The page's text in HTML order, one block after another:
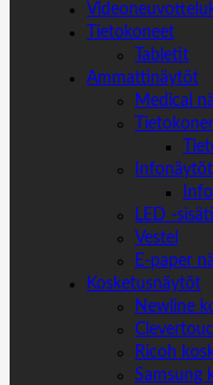
Tietokoneet
Tabletit
Ammattinäytöt
Medical
Infonäytöt
LED -
Vestel
E-paper
Kosketusnäytöt
Newline
Ricoh
Samsung